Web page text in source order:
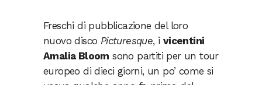
Freschi di pubblicazione del loro
nuovo disco Picturesque, i vicentini
Amalia Bloom sono partiti per un tour
europeo di dieci giorni, un po’ come si